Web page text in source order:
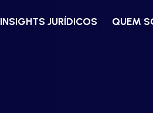
INSIGHTS JURÍDICOS QUEM